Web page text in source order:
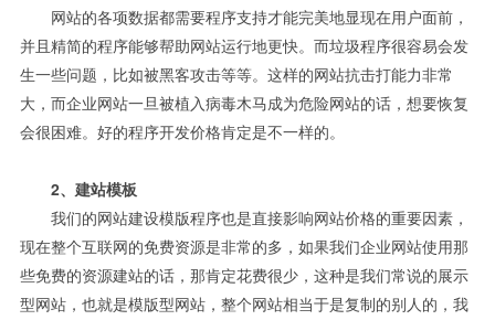
网站的各项数据都需要程序支持才能完美地显现在用户面前，
并且精简的程序能够帮助网站运行地更快。而垃圾程序很容易会发
生一些问题，比如被黑客攻击等等。这样的网站抗击打能力非常
大，而企业网站一旦被植入病毒木马成为危险网站的话，想要恢复
会很困难。好的程序开发价格肯定是不一样的。
2、建站模板
我们的网站建设模版程序也是直接影响网站价格的重要因素，
现在整个互联网的免费资源是非常的多，如果我们企业网站使用那
些免费的资源建站的话，那肯定花费很少，这种是我们常说的展示
型网站，也就是模版型网站，整个网站相当于是复制的别人的，我